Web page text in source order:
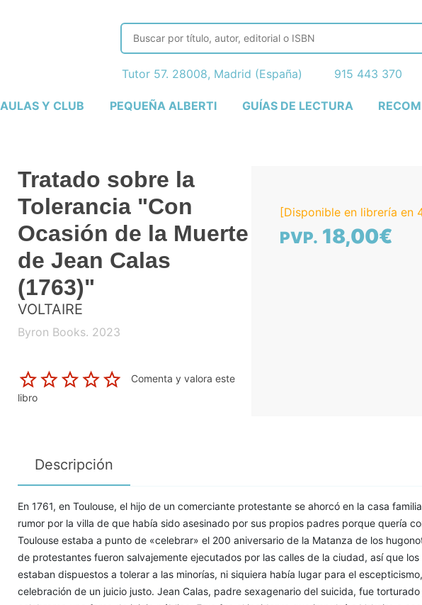
AULAS Y CLUB PEQUEÑA ALBERTI GUÍAS DE LECTURA
Tutor 57. 28008, Madrid (España) 915 443 370
Tratado sobre la
Tolerancia "Con
Ocasión de la Muerte
de Jean Calas
(1763)"
VOLTAIRE
Byron Books. 2023
Comenta y valora este
libro
[Disponible en librería en
PVP. 18,00€
Descripción
En 1761, en Toulouse, el hijo de un comerciante protestante se ahorcó en la casa
rumor por la villa de que había sido asesinado por sus propios padres porque quería
Toulouse estaba a punto de «celebrar» el 200 aniversario de la Matanza de los
de protestantes fueron salvajemente ejecutados por las calles de la ciudad, así que
estaban dispuestos a tolerar a las minorías, ni siquiera había lugar para el
celebración de un juicio justo. Jean Calas, padre sexagenario del suicida, fue